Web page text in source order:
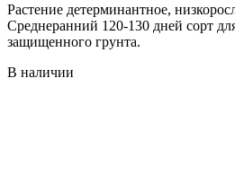
Растение детерминантное,
Среднеранний 120-130 дней сорт
защищенного грунта.
В наличии